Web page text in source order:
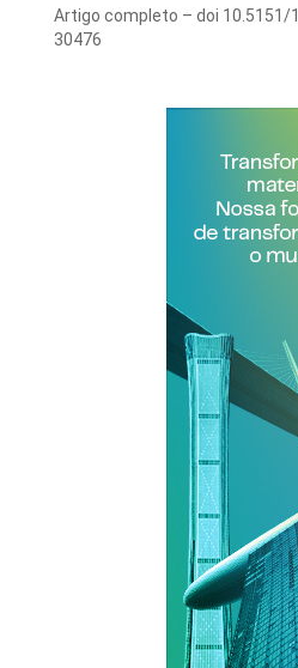
Artigo completo – doi 10.5151/
30476